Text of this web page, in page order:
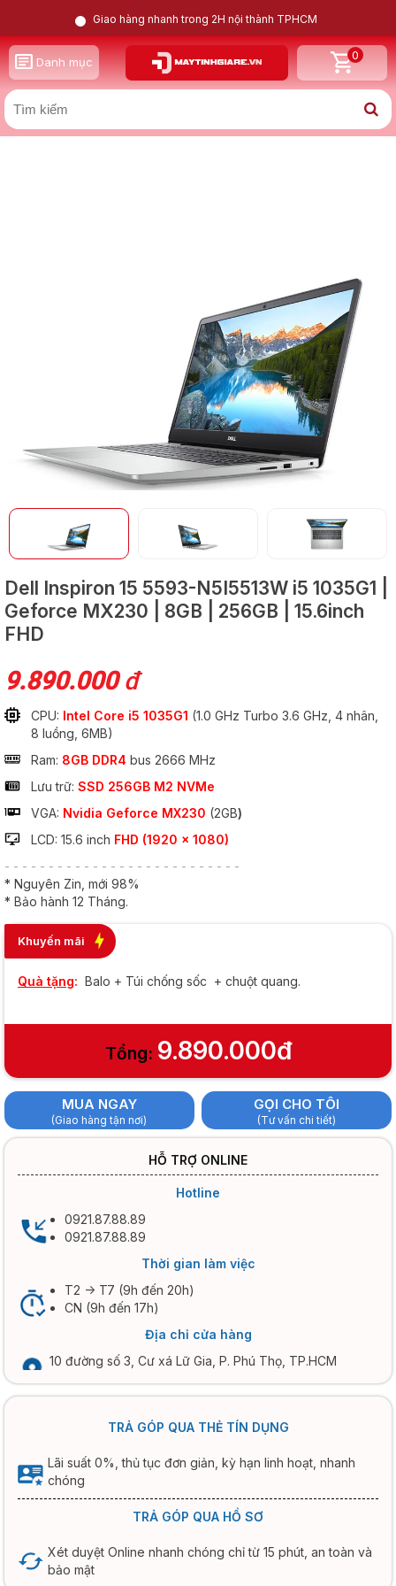
Giao hàng nhanh trong 2H nội thành TPHCM
Danh mục 0
Dell Inspiron 15 5593-N5I5513W i5 1035G1 |
Geforce MX230 | 8GB | 256GB | 15.6inch
FHD
9.890.000đ
CPU: Intel Core i5 1035G1 (1.0 GHz Turbo 3.6 GHz, 4 nhân,
8 luồng, 6MB)
Ram: 8GB DDR4 bus 2666 MHz
Lưu trữ: SSD 256GB M2 NVMe
VGA: Nvidia Geforce MX230 (2GB)
LCD: 15.6 inch FHD (1920 x 1080)
- - - - - - - - - - - - - - - - - - - - - - - - - - -
* Nguyên Zin, mới 98%
* Bảo hành 12 Tháng.
Khuyến mãi
Quà tặng: Balo + Túi chống sốc + chuột quang.
Tổng: 9.890.000đ
MUA NGAY
(Giao hàng tận nơi)
GỌI CHO TÔI
(Tư vấn chi tiết)
GỌI LẠI CHO TÔI X
HỖ TRỢ ONLINE
Hotline
0921.87.88.89
0921.87.88.89
Thời gian làm việc
T2 -> T7 (9h đến 20h)
CN (9h đến 17h)
Địa chỉ cửa hàng
10 đường số 3, Cư xá Lữ Gia, P. Phú Thọ, TP.HCM
TRẢ GÓP QUA THẺ TÍN DỤNG
Lãi suất 0%, thủ tục đơn giản, kỳ hạn linh hoạt, nhanh
chóng
TRẢ GÓP QUA HỒ SƠ
Xét duyệt Online nhanh chóng chỉ từ 15 phút, an toàn và
bảo mật